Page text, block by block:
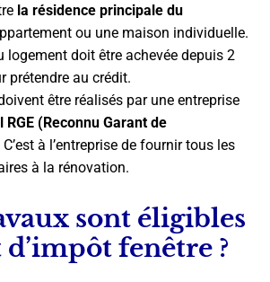
la résidence principale du
ou une maison individuelle.
logement doit être achevée depuis 2
prétendre au crédit.
être réalisés par une entreprise
RGE (Reconnu Garant de
C’est à l’entreprise de fournir tous les
à la rénovation.
sont éligibles
fenêtre ?